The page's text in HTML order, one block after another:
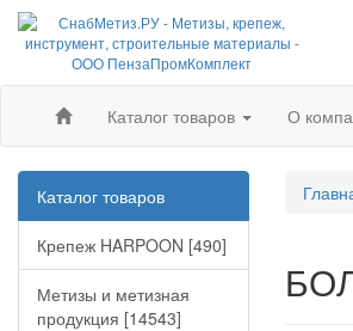
Каталог товаров О
Каталог товаров
Крепеж HARPOON [490]
Метизы и метизная
продукция [14543]